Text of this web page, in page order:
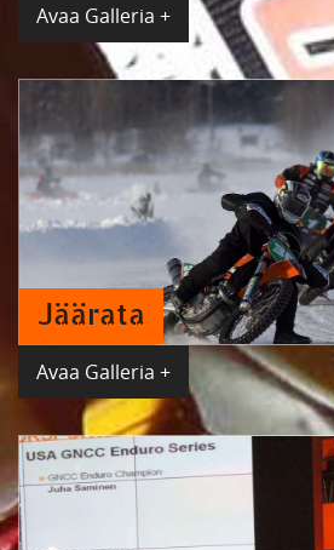
Avaa Galleria +
Jäärata
Avaa Galleria +